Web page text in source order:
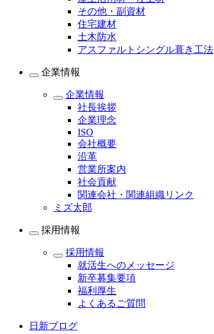
その他・副資材
住宅建材
土木防水
アスファルトシングル葺き工法
企業情報
企業情報
社長挨拶
企業理念
ISO
会社概要
沿革
営業所案内
社会貢献
関連会社・関連組織リンク
ミズ太郎
採用情報
採用情報
就活生へのメッセージ
新卒募集要項
福利厚生
よくあるご質問
日新ブログ